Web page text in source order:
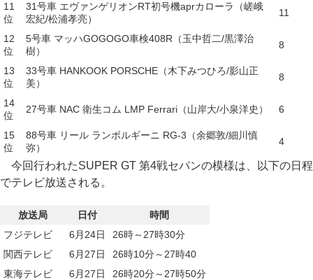
11
位
31号車 エヴァンゲリオンRT初号機aprカローラ（嵯峨
宏紀/松浦孝亮）
11
12
位
5号車 マッハGOGOGO車検408R（玉中哲二/黒澤治
樹）
8
13
位
33号車 HANKOOK PORSCHE（木下みつひろ/影山正
美）
8
14
位
27号車 NAC 衛生コム LMP Ferrari（山岸大/小泉洋史） 6
15
位
88号車 リール ランボルギーニ RG-3（余郷敦/細川慎
弥）
4
今回行われたSUPER GT 第4戦セパンの模様は、以下の日程
でテレビ放送される。
放送局 日付
時間
フジテレビ
6月24日
26時～27時30分
関西テレビ
6月27日
26時10分～27時40
東海テレビ
6月27日
26時20分～27時50分